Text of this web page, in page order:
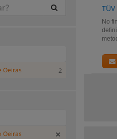
No
Oeiras
2
Oeiras